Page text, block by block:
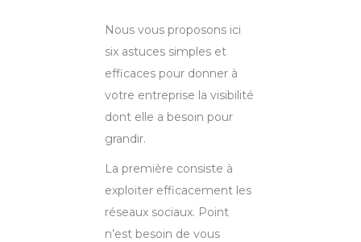
Nous vous proposons ici
six astuces simples et
efficaces pour donner à
votre entreprise la visibilité
dont elle a besoin pour
grandir.
La première consiste à
exploiter efficacement les
réseaux sociaux. Point
n’est besoin de vous